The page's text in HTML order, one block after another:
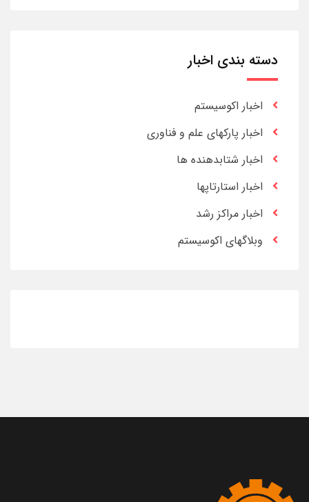
دسته بندی اخبار
اخبار اکوسیستم
اخبار پارکهای علم و فناوری
اخبار شتابدهنده ها
اخبار استارتاپها
اخبار مراکز رشد
وبلاگهای اکوسیستم